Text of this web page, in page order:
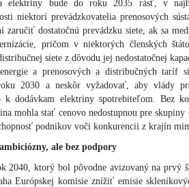
elektriny bude do roku 2035 rásť, v
niektorí prevádzkovatelia prenosových
zaručiť dostatočnú prevádzku siete, ak sa
pričom v niektorých členských
siete z dôvodu jej nedostatočnej
a prenosových a distribučných taríf
2030 a neskôr vyžadovať, aby vlády
k dodávkam elektriny spotrebiteľom. Bez
mohla stať cenovo nedostupnou pre
podnikov voči konkurencii z krajín
ale bez podpory
2040, ktorý bol pôvodne avizovaný na prvý
Európskej komisie znížiť emisie